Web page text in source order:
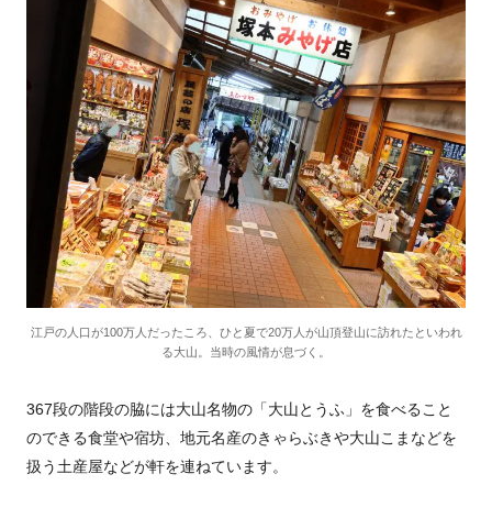
江戸の人口が100万人だったころ、ひと夏で20万人が山頂登山に訪れたといわれ
る大山。当時の風情が息づく。
367段の階段の脇には大山名物の「大山とうふ」を食べること
のできる食堂や宿坊、地元名産のきゃらぶきや大山こまなどを
扱う土産屋などが軒を連ねています。